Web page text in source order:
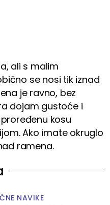
ali s malim
se nosi tik iznad
je ravno, bez
dojam gustoće i
kosu
Ako imate okruglo
ramena.
NAVIKE